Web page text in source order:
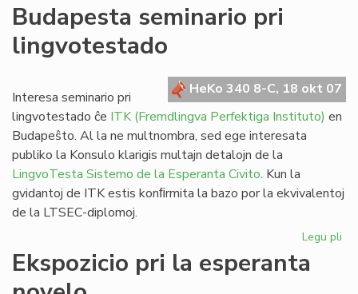
Budapesta seminario pri
lingvotestado
HeKo 340 8-C, 18 okt 07
Interesa seminario pri
lingvotestado ĉe ITK (Fremdlingva Perfektiga Instituto) en
Budapeŝto. Al la ne multnombra, sed ege interesata
publiko la Konsulo klarigis multajn detalojn de la
LingvoTesta Sistemo de la Esperanta Civito. Kun la
gvidantoj de ITK estis konﬁrmita la bazo por la ekvivalentoj
de la LTSEC-diplomoj.
Legu pli
Ekspozicio pri la esperanta